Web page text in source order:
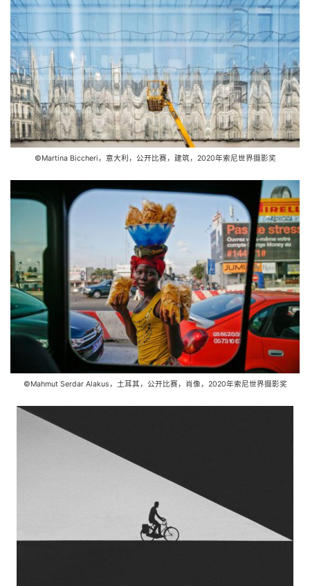
©Martina Biccheri，意大利，公开比赛，建筑，2020年索尼世界摄影奖
©Mahmut Serdar Alakus，土耳其，公开比赛，肖像，2020年索尼世界摄影奖